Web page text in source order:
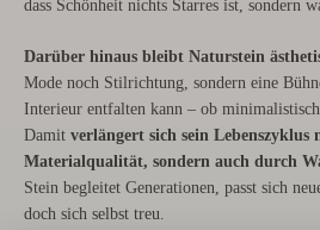
dass Schönheit nichts Starres ist, sondern
Darüber hinaus bleibt Naturstein
Mode noch Stilrichtung, sondern eine
Interieur entfalten kann – ob
Damit verlängert sich sein
Materialqualität, sondern auch durch
Stein begleitet Generationen, passt sich
doch sich selbst treu.